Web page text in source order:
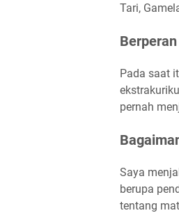
Tari,
Pada saat
pernah
Saya
berupa
tentang